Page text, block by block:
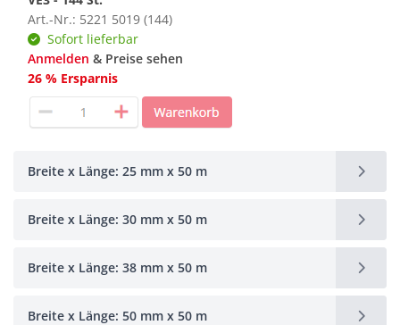
Art.-Nr.: 5221 5019 (144)
Sofort lieferbar
Anmelden & Preise sehen
26 % Ersparnis
Breite x Länge: 25 mm x 50 m
Breite x Länge: 30 mm x 50 m
Breite x Länge: 38 mm x 50 m
Breite x Länge: 50 mm x 50 m